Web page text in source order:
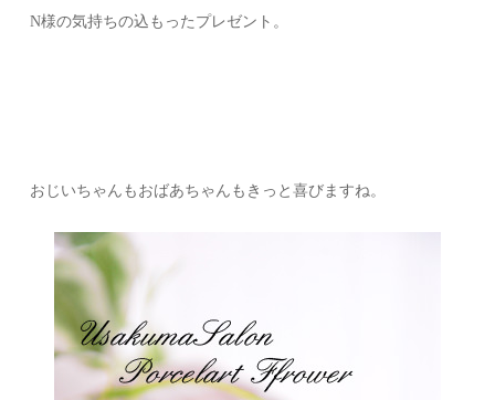
N様の気持ちの込もったプレゼント。
おじいちゃんもおばあちゃんもきっと喜びますね。